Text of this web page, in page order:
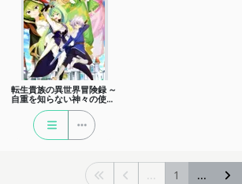
転生貴族の異世界冒険録 ～
自重を知らない神々の使徒
... 1 ...